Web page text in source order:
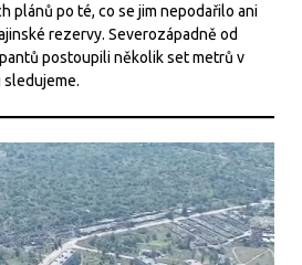
plánů po té, co se jim nepodařilo ani
rezervy. Severozápadně od
postoupili několik set metrů v
sledujeme.